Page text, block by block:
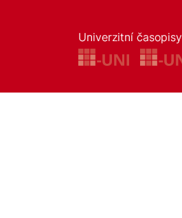
Univerzitní časopisy